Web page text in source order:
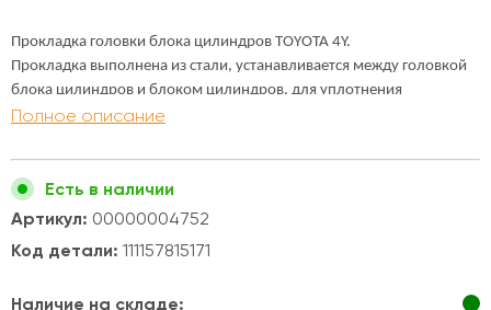
Прокладка головки блока цилиндров TOYOTA 4Y.
Прокладка выполнена из стали, устанавливается между головкой
блока цилиндров и блоком цилиндров, для уплотнения
неровностей головки и блока.
6 серии, 7 серии и 8 серии, грузоподъемностью от 1 тонны до 3,5
тонн.
Полное описание
Есть в наличии
Артикул: 00000004752
Код детали: 111157815171
Наличие на складе: